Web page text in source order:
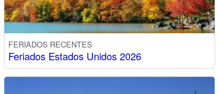
FERIADOS RECENTES
Feriados Estados Unidos 2026